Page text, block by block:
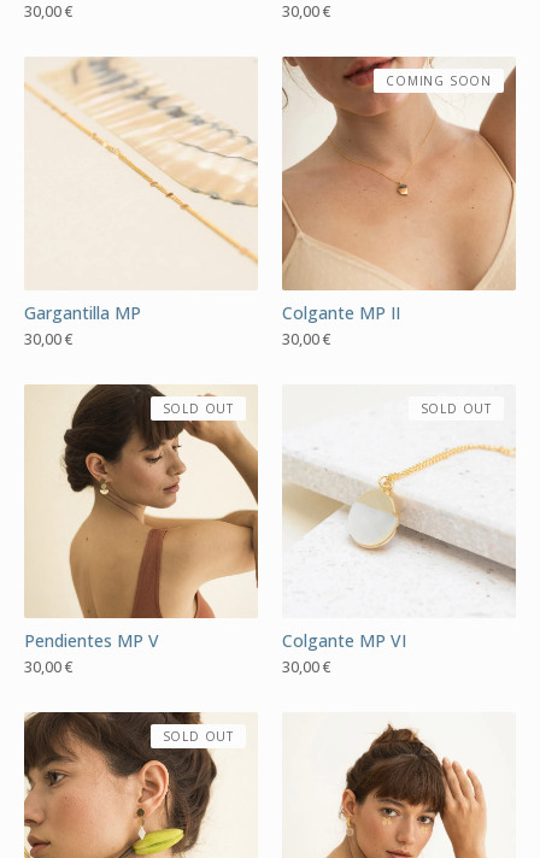
30,00€ 30,00€
Gargantilla MP
30,00€
Colgante MP II
30,00€
COMING SOON
Pendientes MP V
30,00€
SOLD OUT
Colgante MP VI
30,00€
SOLD OUT
SOLD OUT